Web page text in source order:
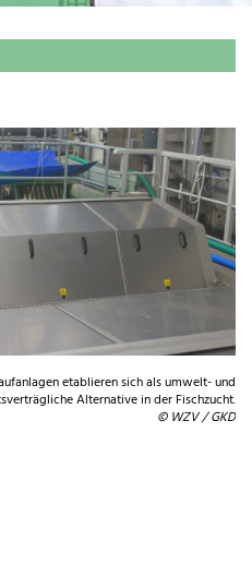
etablieren sich als umwelt- und
Alternative in der Fischzucht.
© WZV / GKD